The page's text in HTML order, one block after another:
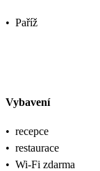
• Paříž
Vybavení
• recepce
• restaurace
• Wi-Fi zdarma